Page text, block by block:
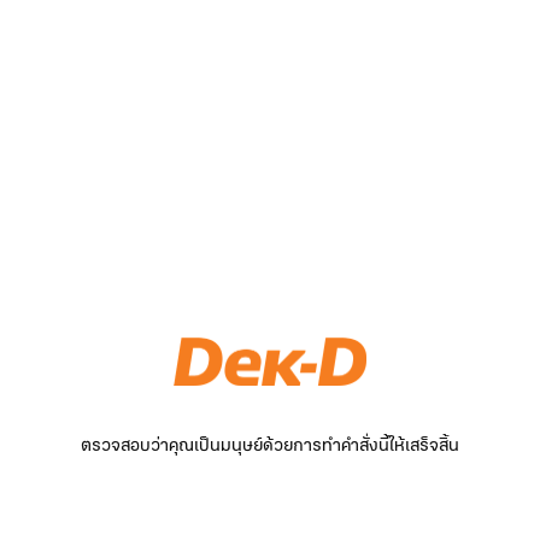
ตรวจสอบว่าคุณเป็นมนุษย์ด้วยการทำคำสั่งนี้ให้เสร็จสิ้น